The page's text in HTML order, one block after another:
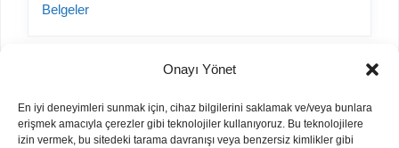
Onayı Yönet
En iyi deneyimleri sunmak için, cihaz bilgilerini saklamak ve/veya bunlara
erişmek amacıyla çerezler gibi teknolojiler kullanıyoruz. Bu teknolojilere
izin vermek, bu sitedeki tarama davranışı veya benzersiz kimlikler gibi
Belgeler
A101 Yorumları